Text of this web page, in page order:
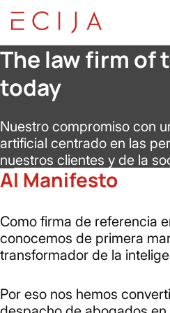
Saltar al contenido
Home Principios IA
The law firm of
today
Nuestro compromiso con
artificial centrado en las
nuestros clientes y de la
AI Manifesto
Como firma de referencia
conocemos de primera
transformador de la
Por eso nos hemos